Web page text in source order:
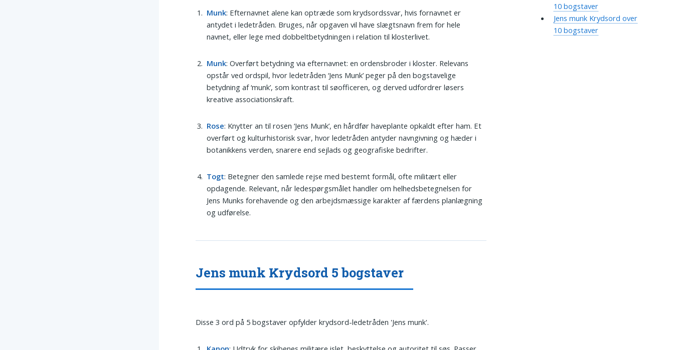
Munk: Efternavnet alene kan optræde som krydsordssvar, hvis fornavnet er
antydet i ledetråden. Bruges, når opgaven vil have slægtsnavn frem for hele
navnet, eller lege med dobbeltbetydningen i relation til klosterlivet.
Munk: Overført betydning via efternavnet: en ordensbroder i kloster. Relevans
opstår ved ordspil, hvor ledetråden ‘Jens Munk’ peger på den bogstavelige
betydning af ‘munk’, som kontrast til søofficeren, og derved udfordrer løsers
kreative associationskraft.
Rose: Knytter an til rosen ‘Jens Munk’, en hårdfør haveplante opkaldt efter ham. Et
overført og kulturhistorisk svar, hvor ledetråden antyder navngivning og hæder i
botanikkens verden, snarere end sejlads og geografiske bedrifter.
Togt: Betegner den samlede rejse med bestemt formål, ofte militært eller
opdagende. Relevant, når ledespørgsmålet handler om helhedsbetegnelsen for
Jens Munks forehavende og den arbejdsmæssige karakter af færdens planlægning
og udførelse.
Jens munk Krydsord 5 bogstaver
Disse 3 ord på 5 bogstaver opfylder krydsord-ledetråden 'Jens munk'.
10 bogstaver
Jens munk Krydsord over
10 bogstaver